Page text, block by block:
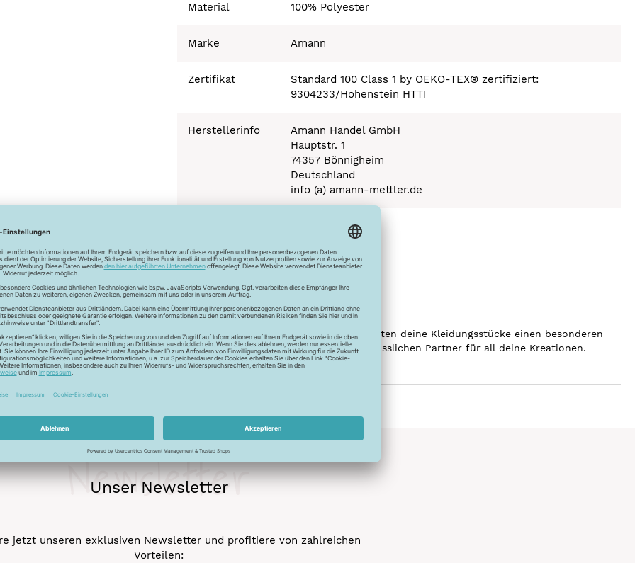
Material 100% Polyester
Marke Amann
Zertifikat
Standard 100 Class 1 by OEKO-TEX® zertifiziert:
9304233/Hohenstein HTTI
Herstellerinfo
Amann Handel GmbH
Hauptstr. 1
74357 Bönnigheim
Deutschland
info (a) amann-mettler.de
Seide - Kleider machen Leute. Mit dem Universalfaden SERALON erhalten deine Kleidungsstücke einen besonderen
und die idealen Gleiteigenschaftten machen den Allesnäher zum verlässlichen Partner für all deine Kreationen.
werden.
Unser Newsletter
Newsletter
jetzt unseren exklusiven Newsletter und profitiere von zahlreichen
Vorteilen: